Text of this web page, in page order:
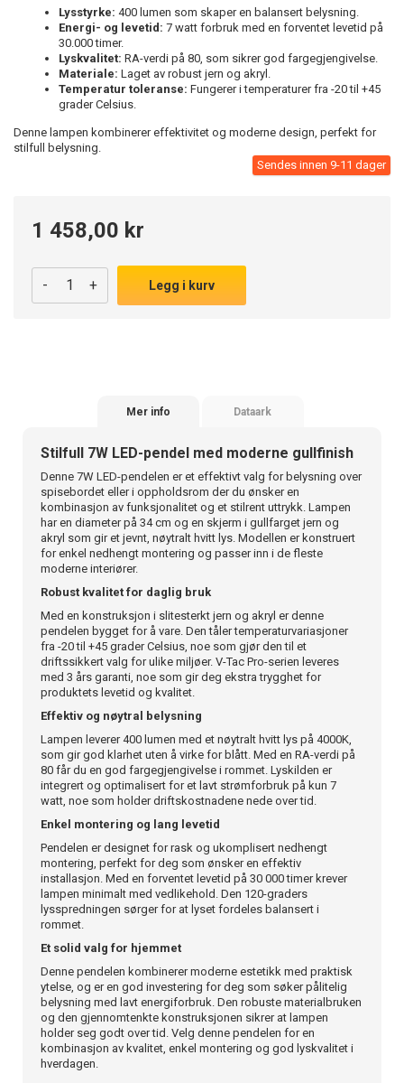
Lysstyrke: 400 lumen som skaper en balansert belysning.
Energi- og levetid: 7 watt forbruk med en forventet levetid på
30.000 timer.
Lyskvalitet: RA-verdi på 80, som sikrer god fargegjengivelse.
Materiale: Laget av robust jern og akryl.
Temperatur toleranse: Fungerer i temperaturer fra -20 til +45
grader Celsius.
Denne lampen kombinerer effektivitet og moderne design, perfekt for
stilfull belysning.
Sendes innen 9-11 dager
1 458,00 kr
- + Legg i kurv
Mer info Dataark
Stilfull 7W LED-pendel med moderne gullfinish
Denne 7W LED-pendelen er et effektivt valg for belysning over
spisebordet eller i oppholdsrom der du ønsker en
kombinasjon av funksjonalitet og et stilrent uttrykk. Lampen
har en diameter på 34 cm og en skjerm i gullfarget jern og
akryl som gir et jevnt, nøytralt hvitt lys. Modellen er konstruert
for enkel nedhengt montering og passer inn i de fleste
moderne interiører.
Robust kvalitet for daglig bruk
Med en konstruksjon i slitesterkt jern og akryl er denne
pendelen bygget for å vare. Den tåler temperaturvariasjoner
fra -20 til +45 grader Celsius, noe som gjør den til et
driftssikkert valg for ulike miljøer. V-Tac Pro-serien leveres
med 3 års garanti, noe som gir deg ekstra trygghet for
produktets levetid og kvalitet.
Effektiv og nøytral belysning
Lampen leverer 400 lumen med et nøytralt hvitt lys på 4000K,
som gir god klarhet uten å virke for blått. Med en RA-verdi på
80 får du en god fargegjengivelse i rommet. Lyskilden er
integrert og optimalisert for et lavt strømforbruk på kun 7
watt, noe som holder driftskostnadene nede over tid.
Enkel montering og lang levetid
Pendelen er designet for rask og ukomplisert nedhengt
montering, perfekt for deg som ønsker en effektiv
installasjon. Med en forventet levetid på 30 000 timer krever
lampen minimalt med vedlikehold. Den 120-graders
lysspredningen sørger for at lyset fordeles balansert i
rommet.
Et solid valg for hjemmet
Denne pendelen kombinerer moderne estetikk med praktisk
ytelse, og er en god investering for deg som søker pålitelig
belysning med lavt energiforbruk. Den robuste materialbruken
og den gjennomtenkte konstruksjonen sikrer at lampen
holder seg godt over tid. Velg denne pendelen for en
kombinasjon av kvalitet, enkel montering og god lyskvalitet i
hverdagen.